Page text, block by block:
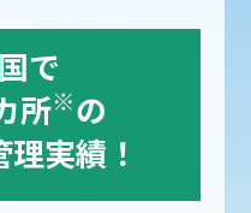
で
所※の
実績！